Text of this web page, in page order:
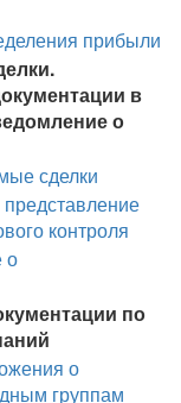
прибыли
в
о
сделки
контроля
о
по
о
группам